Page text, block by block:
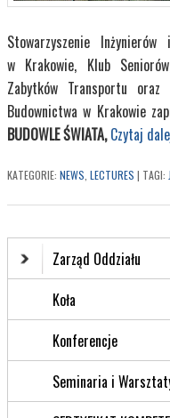
Stowarzyszenie
w Krakowie, Klub
Zabytków Transportu oraz
Budownictwa w Krakowie
BUDOWLE ŚWIATA,Czytaj
KATEGORIE: NEWS, LECTURES | TAGI:
Zarząd Oddziału
Koła
Konferencje
Seminaria i